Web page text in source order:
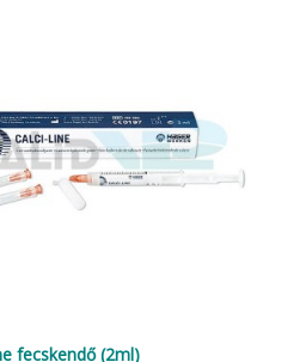
fecskendő (2ml)